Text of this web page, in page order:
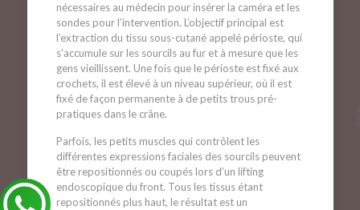
nécessaires au médecin pour insérer la caméra et les
sondes pour l’intervention. L’objectif principal est
l’extraction du tissu sous-cutané appelé périoste, qui
s’accumule sur les sourcils au fur et à mesure que les
gens vieillissent. Une fois que le périoste est fixé aux
crochets, il est élevé à un niveau supérieur, où il est
fixé de façon permanente à de petits trous pré-
pratiques dans le crâne.
Parfois, les petits muscles qui contrôlent les
différentes expressions faciales des sourcils peuvent
être repositionnés ou coupés lors d’un lifting
endoscopique du front. Tous les tissus étant
repositionnés plus haut, le résultat est un